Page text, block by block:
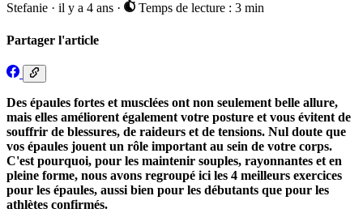
Stefanie · il y a 4 ans · Temps de lecture : 3 min
Partager l'article
Des épaules fortes et musclées ont non seulement belle allure,
mais elles améliorent également votre posture et vous évitent de
souffrir de blessures, de raideurs et de tensions. Nul doute que
vos épaules jouent un rôle important au sein de votre corps.
C'est pourquoi, pour les maintenir souples, rayonnantes et en
pleine forme, nous avons regroupé ici les 4 meilleurs exercices
pour les épaules, aussi bien pour les débutants que pour les
athlètes confirmés.